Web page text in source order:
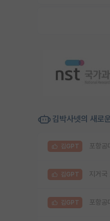
김박사넷의 새로
김GPT 포항공
김GPT 지거국
김GPT 포항공